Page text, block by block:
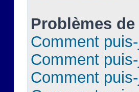
Problèmes
Comment
Comment
Comment